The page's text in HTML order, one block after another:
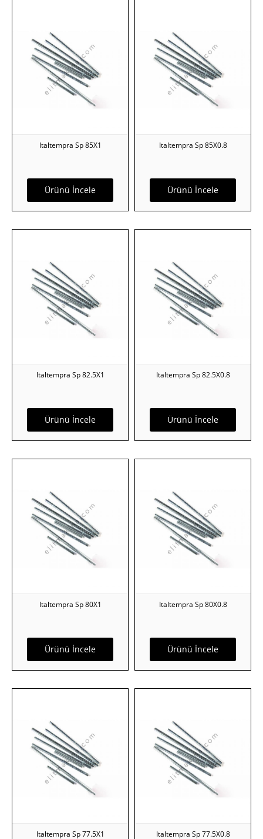
Ürünü İncele
Italtempra Sp 85X1
Ürünü İncele
Italtempra Sp 85X0.8
Ürünü İncele
Italtempra Sp 82.5X1
Ürünü İncele
Italtempra Sp 82.5X0.8
Ürünü İncele
Italtempra Sp 80X1
Ürünü İncele
Italtempra Sp 80X0.8
Italtempra Sp 77.5X1 Italtempra Sp 77.5X0.8